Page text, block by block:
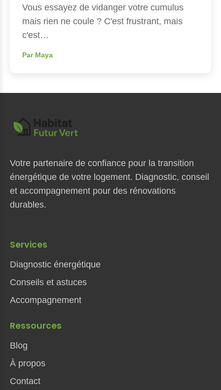
Vous essayez de vidanger votre cumulus
mais rien ne coule ? C'est frustrant, mais
c'est…
Par Maya
Votre partenaire de confiance pour la transition
énergétique de votre logement. Diagnostic, conseil
et accompagnement pour des rénovations
durables.
Services
Diagnostic énergétique
Conseils et astuces
Accompagnement
Ressources
Blog
À propos
Contact